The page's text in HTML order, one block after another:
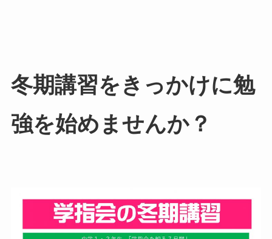
冬期講習をきっかけに勉
強を始めませんか？